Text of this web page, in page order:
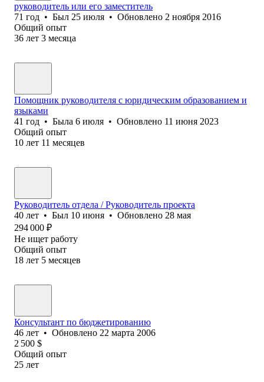
руководитель или его заместитель
71 год • Был 25 июля • Обновлено 2 ноября 2016
Общий опыт
36 лет 3 месяца
Помощник руководителя с юридическим образованием и
языками
41 год • Была 6 июля • Обновлено 11 июня 2023
Общий опыт
10 лет 11 месяцев
Руководитель отдела / Руководитель проекта
40 лет • Был 10 июня • Обновлено 28 мая
294 000 ₽
Не ищет работу
Общий опыт
18 лет 5 месяцев
Консультант по бюджетированию
46 лет • Обновлено 22 марта 2006
2 500 $
Общий опыт
25 лет